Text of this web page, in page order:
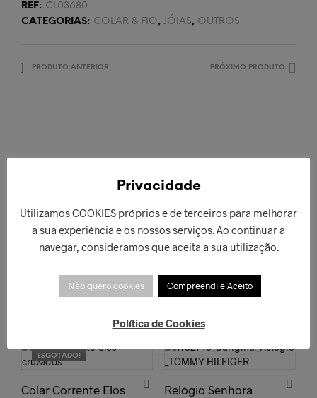
REF: CL03680
CATEGORIAS: COLAR & FIO, JÓIAS, OUTROS
PRODUTO ANTERIOR PRÓXIMO PRODUTO
PULSEIRA CAGED
LISO
312,00
Colar de Osso
€128,00
ESGOTADO!
Colar Corrente Elos
Relógio Senhora
Privacidade
Utilizamos COOKIES próprios e de terceiros para melhorar
a sua experiência e os nossos serviços. Ao continuar a
navegar, consideramos que aceita a sua utilização.
Não quero cookies Compreendi e Aceito
Política de Cookies